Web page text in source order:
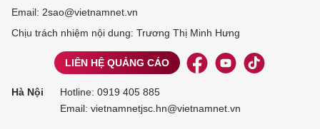
Email: 2sao@vietnamnet.vn
Chịu trách nhiệm nội dung: Trương Thị Minh Hưng
LIÊN HỆ QUẢNG CÁO
Hà Nội Hotline: 0919 405 885
Email: vietnamnetjsc.hn@vietnamnet.vn